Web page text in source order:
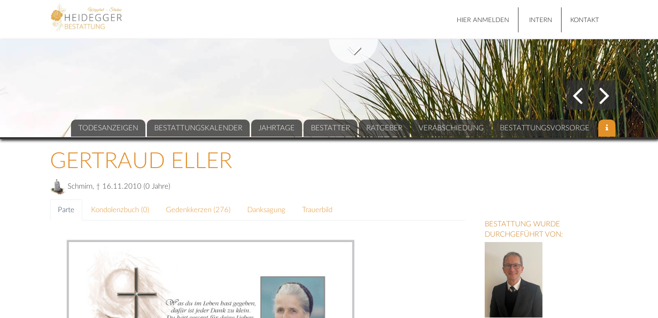
HIER ANMELDEN INTERN KONTAKT
TODESANZEIGEN BESTATTUNGSKALENDER JAHRTAGE BESTATTER RATGEBER VERABSCHIEDUNG BESTATTUNGSVORSORGE
GERTRAUD ELLER
Schmirn, † 16.11.2010 (0 Jahre)
Parte Kondolenzbuch (0) Gedenkkerzen (276) Danksagung
Trauerbild
BESTATTUNG WURDE
DURCHGEFÜHRT VON: